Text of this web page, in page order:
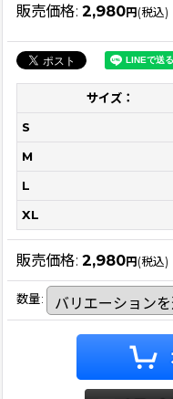
販売価格: 2,980円(税込)
サイズ：
S
M
L
XL
販売価格: 2,980円(税込)
数量: